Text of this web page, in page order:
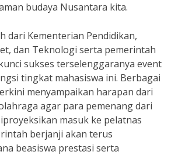
budaya Nusantara kita.
dari Kementerian Pendidikan,
dan Teknologi serta pemerintah
sukses terselenggaranya event
tingkat mahasiswa ini. Berbagai
menyampaikan harapan dari
agar para pemenang dari
masuk ke pelatnas
berjanji akan terus
beasiswa prestasi serta